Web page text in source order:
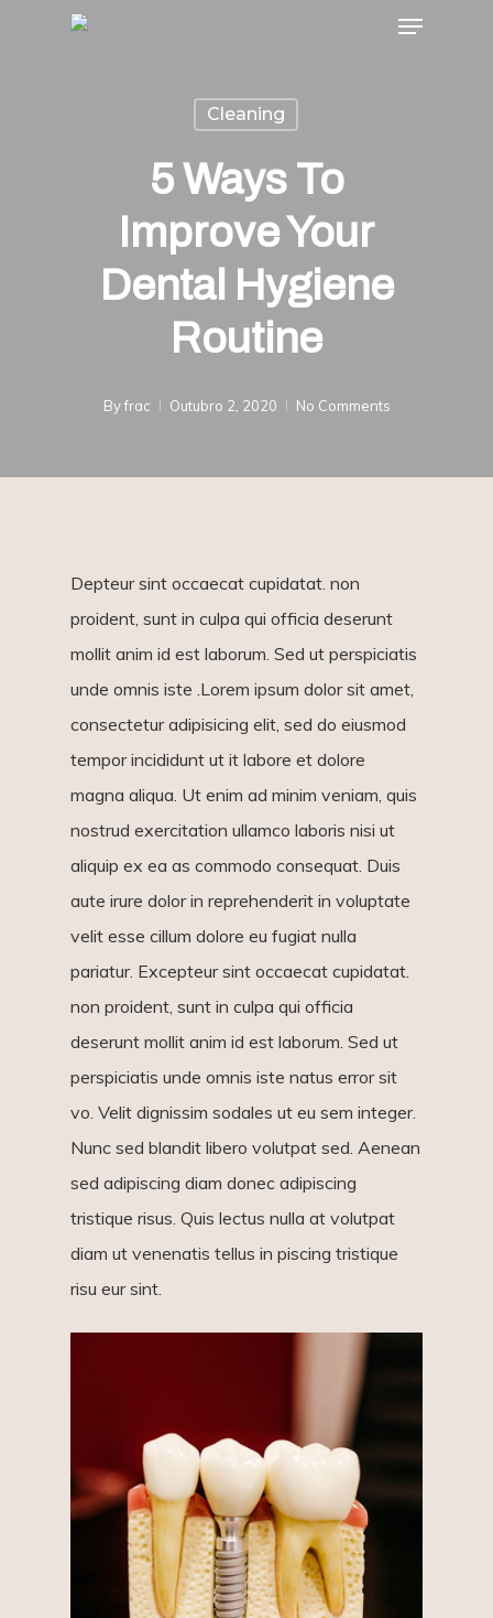
Menu
Cleaning
5 Ways To
Improve Your
Dental Hygiene
Routine
Byfrac Outubro 2, 2020 No Comments
Depteur sint occaecat cupidatat. non
proident, sunt in culpa qui officia deserunt
mollit anim id est laborum. Sed ut perspiciatis
unde omnis iste .Lorem ipsum dolor sit amet,
consectetur adipisicing elit, sed do eiusmod
tempor incididunt ut it labore et dolore
magna aliqua. Ut enim ad minim veniam, quis
nostrud exercitation ullamco laboris nisi ut
aliquip ex ea as commodo consequat. Duis
aute irure dolor in reprehenderit in voluptate
velit esse cillum dolore eu fugiat nulla
pariatur. Excepteur sint occaecat cupidatat.
non proident, sunt in culpa qui officia
deserunt mollit anim id est laborum. Sed ut
perspiciatis unde omnis iste natus error sit
vo. Velit dignissim sodales ut eu sem integer.
Nunc sed blandit libero volutpat sed. Aenean
sed adipiscing diam donec adipiscing
tristique risus. Quis lectus nulla at volutpat
diam ut venenatis tellus in piscing tristique
risu eur sint.